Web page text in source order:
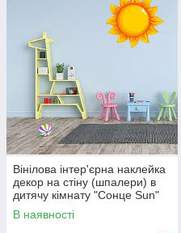
Вінілова інтер'єрна наклейка
декор на стіну (шпалери) в
дитячу кімнату "Сонце Sun"
самоклеюча з Оракалу
В наявності